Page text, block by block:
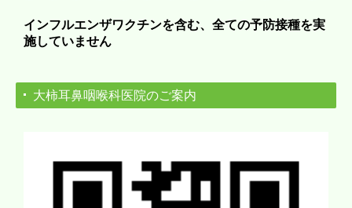
インフルエンザワクチンを含む、 全ての予防接種を実
施していません
大柿耳鼻咽喉科医院のご案内